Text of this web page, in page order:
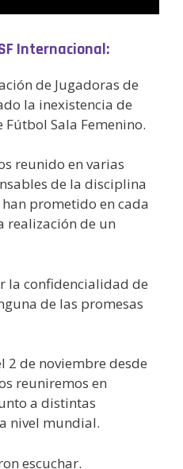
Internacional:
de Jugadoras de
la inexistencia de
Sala Femenino.
reunido en varias
de la disciplina
prometido en cada
realización de un
la confidencialidad de
de las promesas
2 de noviembre desde
reuniremos en
a distintas
nivel mundial.
escuchar.